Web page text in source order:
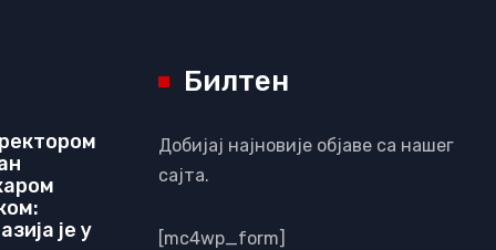
је у
Билтен
Добијај најновије објаве са нашег
сајта.
[mc4wp_form]